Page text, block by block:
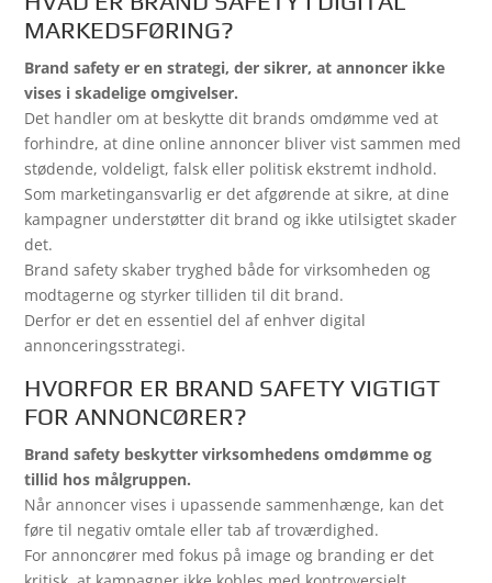
MARKEDSFØRING?
Brand safety er en strategi, der sikrer, at annoncer ikke
vises i skadelige omgivelser.
Det handler om at beskytte dit brands omdømme ved at
forhindre, at dine online annoncer bliver vist sammen med
stødende, voldeligt, falsk eller politisk ekstremt indhold.
Som marketingansvarlig er det afgørende at sikre, at dine
kampagner understøtter dit brand og ikke utilsigtet skader
det.
Brand safety skaber tryghed både for virksomheden og
modtagerne og styrker tilliden til dit brand.
Derfor er det en essentiel del af enhver digital
annonceringsstrategi.
HVORFOR ER BRAND SAFETY VIGTIGT
FOR ANNONCØRER?
Brand safety beskytter virksomhedens omdømme og
tillid hos målgruppen.
Når annoncer vises i upassende sammenhænge, kan det
føre til negativ omtale eller tab af troværdighed.
For annoncører med fokus på image og branding er det